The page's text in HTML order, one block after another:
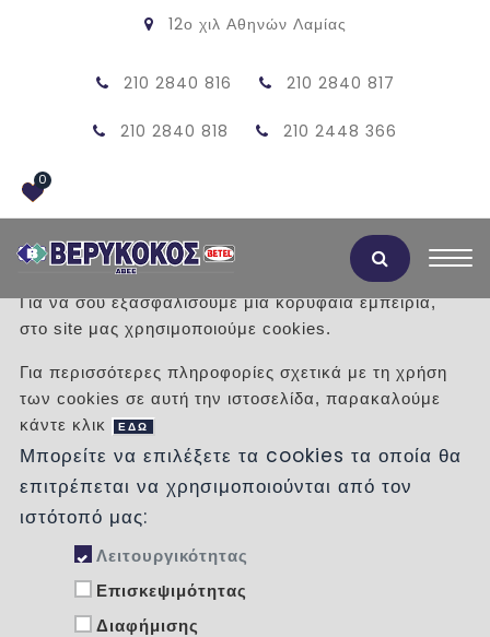
12ο χιλ Αθηνών Λαμίας
210 2840 816 210 2840 817
210 2840 818 210 2448 366
0
/ Προϊόντα / ΣΩΜΑΤΑ ΚΑΛΟΡΙΦΕΡ
Αποδοχή Cookies
Για να σου εξασφαλίσουμε μια κορυφαία εμπειρία,
στο site μας χρησιμοποιούμε cookies.
Για περισσότερες πληροφορίες σχετικά με τη χρήση
των cookies σε αυτή την ιστοσελίδα, παρακαλούμε
κάντε κλικ
ΕΔΩ
Μπορείτε να επιλέξετε τα cookies τα οποία θα
επιτρέπεται να χρησιμοποιούνται από τον
ιστότοπό μας:
Λειτουργικότητας
Επισκεψιμότητας
Διαφήμισης